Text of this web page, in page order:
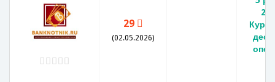
29
(02.05.2026)